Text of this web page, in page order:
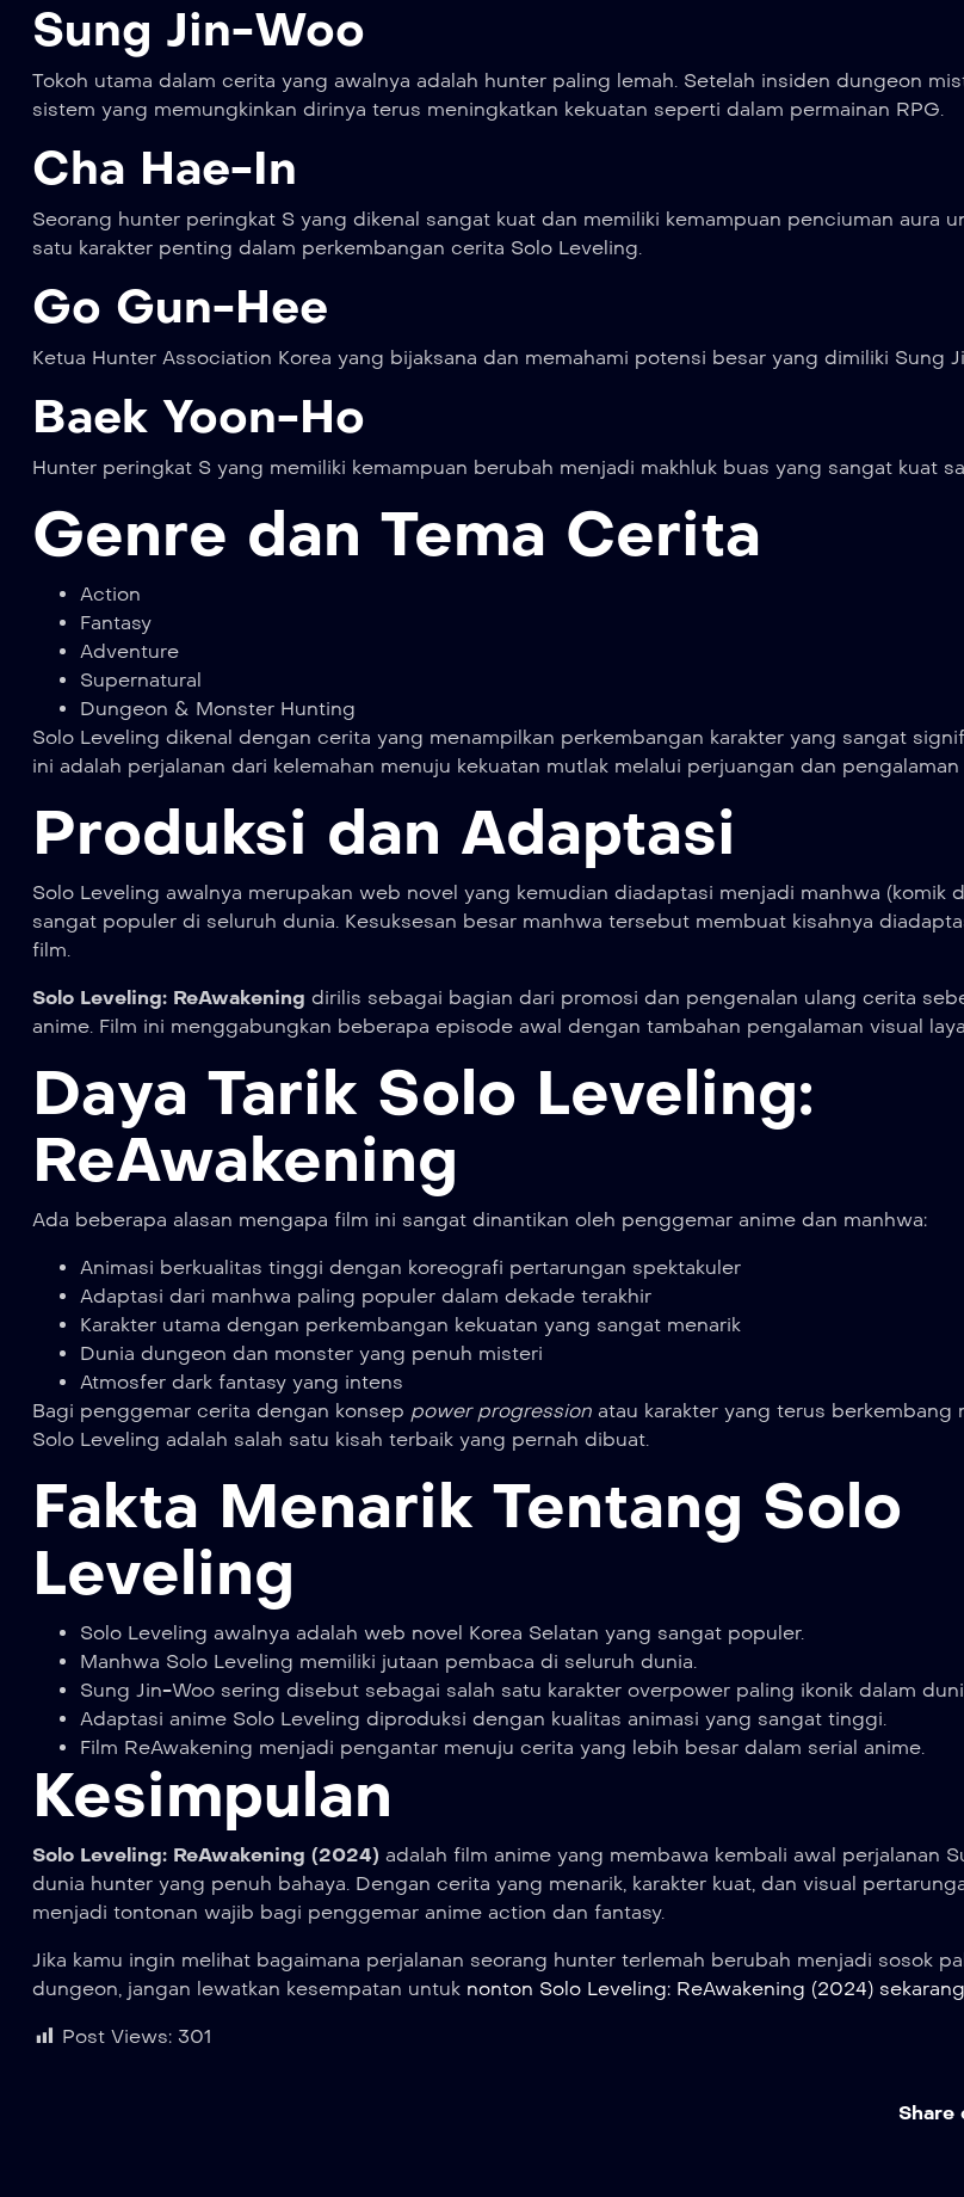
Sung Jin-Woo
Tokoh utama dalam cerita yang awalnya adalah hunter paling lemah. Setelah insiden dungeon
sistem yang memungkinkan dirinya terus meningkatkan kekuatan seperti dalam permainan RPG.
Cha Hae-In
Seorang hunter peringkat S yang dikenal sangat kuat dan memiliki kemampuan penciuman aura
satu karakter penting dalam perkembangan cerita Solo Leveling.
Go Gun-Hee
Ketua Hunter Association Korea yang bijaksana dan memahami potensi besar yang dimiliki Sung
Baek Yoon-Ho
Hunter peringkat S yang memiliki kemampuan berubah menjadi makhluk buas yang sangat kuat
Genre dan Tema Cerita
Action
Fantasy
Adventure
Supernatural
Dungeon & Monster Hunting
Solo Leveling dikenal dengan cerita yang menampilkan perkembangan karakter yang sangat
ini adalah perjalanan dari kelemahan menuju kekuatan mutlak melalui perjuangan dan
Produksi dan Adaptasi
Solo Leveling awalnya merupakan web novel yang kemudian diadaptasi menjadi manhwa (komik
sangat populer di seluruh dunia. Kesuksesan besar manhwa tersebut membuat kisahnya
film.
Solo Leveling: ReAwakening dirilis sebagai bagian dari promosi dan pengenalan ulang cerita
anime. Film ini menggabungkan beberapa episode awal dengan tambahan pengalaman visual
Daya Tarik Solo Leveling:
ReAwakening
Ada beberapa alasan mengapa film ini sangat dinantikan oleh penggemar anime dan manhwa:
Animasi berkualitas tinggi dengan koreografi pertarungan spektakuler
Adaptasi dari manhwa paling populer dalam dekade terakhir
Karakter utama dengan perkembangan kekuatan yang sangat menarik
Dunia dungeon dan monster yang penuh misteri
Atmosfer dark fantasy yang intens
Bagi penggemar cerita dengan konsep power progression atau karakter yang terus berkembang
Solo Leveling adalah salah satu kisah terbaik yang pernah dibuat.
Fakta Menarik Tentang Solo
Leveling
Solo Leveling awalnya adalah web novel Korea Selatan yang sangat populer.
Manhwa Solo Leveling memiliki jutaan pembaca di seluruh dunia.
Sung Jin-Woo sering disebut sebagai salah satu karakter overpower paling ikonik dalam
Adaptasi anime Solo Leveling diproduksi dengan kualitas animasi yang sangat tinggi.
Film ReAwakening menjadi pengantar menuju cerita yang lebih besar dalam serial anime.
Kesimpulan
Solo Leveling: ReAwakening (2024) adalah film anime yang membawa kembali awal perjalanan
dunia hunter yang penuh bahaya. Dengan cerita yang menarik, karakter kuat, dan visual
menjadi tontonan wajib bagi penggemar anime action dan fantasy.
Jika kamu ingin melihat bagaimana perjalanan seorang hunter terlemah berubah menjadi sosok
dungeon, jangan lewatkan kesempatan untuk nonton Solo Leveling: ReAwakening (2024)
Post Views: 301
Share